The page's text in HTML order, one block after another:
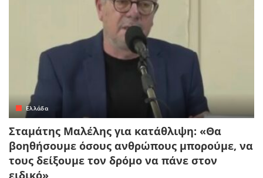
Ελλάδα
Σταμάτης Μαλέλης για κατάθλιψη: «Θα
βοηθήσουμε όσους ανθρώπους μπορούμε, να
τους δείξουμε τον δρόμο να πάνε στον
ειδικό»